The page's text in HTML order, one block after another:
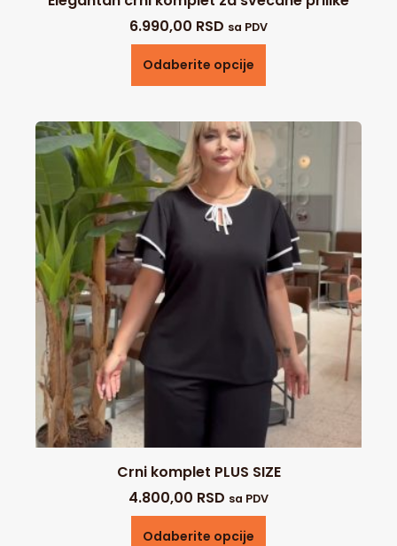
6.990,00 RSD sa PDV
Odaberite opcije
Crni komplet PLUS SIZE
4.800,00 RSD sa PDV
Odaberite opcije